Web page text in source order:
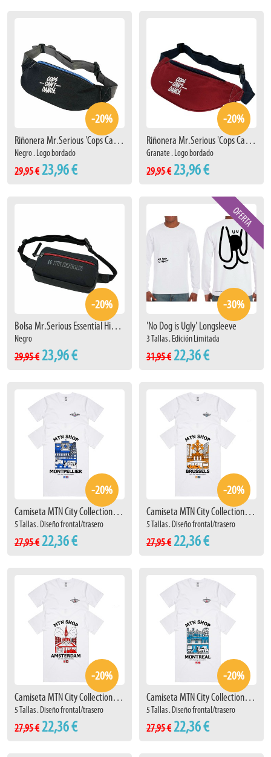
-20%
Riñonera Mr.Serious 'Cops Can't Dance' Negro
Negro . Logo bordado
29,95 € 23,96 €
-20%
Riñonera Mr.Serious 'Cops Can't Dance' Granate
Granate . Logo bordado
29,95 € 23,96 €
-20%
Bolsa Mr.Serious Essential Hip Bag
Negro
29,95 € 23,96 €
-30%
'No Dog is Ugly' Longsleeve
3 Tallas . Edición Limitada
31,95 € 22,36 €
-20%
Camiseta MTN City Collection Montpellier
5 Tallas . Diseño frontal/trasero
27,95 € 22,36 €
-20%
Camiseta MTN City Collection Brussels
5 Tallas . Diseño frontal/trasero
27,95 € 22,36 €
-20%
Camiseta MTN City Collection Amsterdam
5 Tallas . Diseño frontal/trasero
27,95 € 22,36 €
-20%
Camiseta MTN City Collection Montreal
5 Tallas . Diseño frontal/trasero
27,95 € 22,36 €